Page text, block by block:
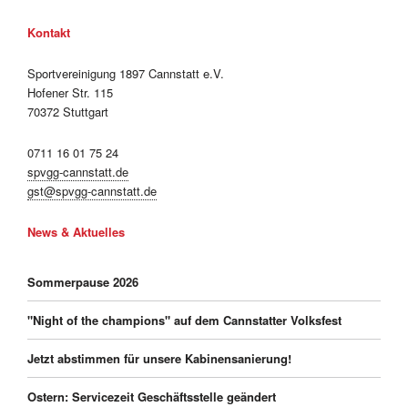
Kontakt
Sportvereinigung 1897 Cannstatt e.V.
Hofener Str. 115
70372 Stuttgart
0711 16 01 75 24
spvgg-cannstatt.de
gst@spvgg-cannstatt.de
News & Aktuelles
Sommerpause 2026
"Night of the champions" auf dem Cannstatter Volksfest
Jetzt abstimmen für unsere Kabinensanierung!
Ostern: Servicezeit Geschäftsstelle geändert